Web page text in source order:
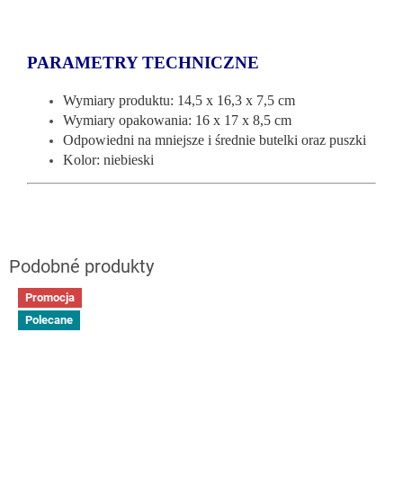
PARAMETRY TECHNICZNE
Wymiary produktu: 14,5 x 16,3 x 7,5 cm
Wymiary opakowania: 16 x 17 x 8,5 cm
Odpowiedni na mniejsze i średnie butelki oraz puszki
Kolor: niebieski
Promocja
Polecane